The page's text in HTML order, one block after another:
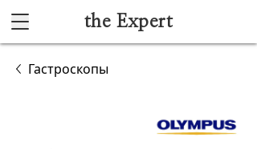
the Expert
Анестезиология и реанимация
Гастроскопы